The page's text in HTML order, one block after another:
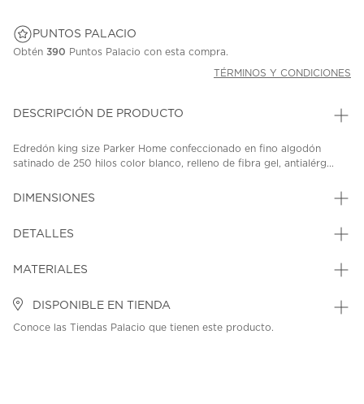
PUNTOS PALACIO
Obtén 390 Puntos Palacio con esta compra.
TÉRMINOS Y CONDICIONES
DESCRIPCIÓN DE PRODUCTO
Edredón king size Parker Home confeccionado en fino algodón
satinado de 250 hilos color blanco, relleno de fibra gel, antialérg...
DIMENSIONES
DETALLES
MATERIALES
DISPONIBLE EN TIENDA
Conoce las Tiendas Palacio que tienen este producto.